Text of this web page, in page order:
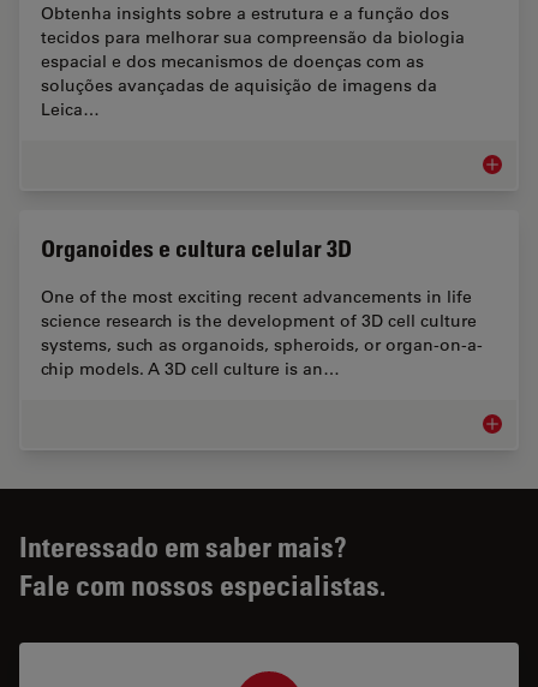
Obtenha insights sobre a estrutura e a função dos
tecidos para melhorar sua compreensão da biologia
espacial e dos mecanismos de doenças com as
soluções avançadas de aquisição de imagens da
Leica…
Organoides e cultura celular 3D
One of the most exciting recent advancements in life
science research is the development of 3D cell culture
systems, such as organoids, spheroids, or organ-on-a-
chip models. A 3D cell culture is an…
Interessado em saber mais?
Fale com nossos especialistas.